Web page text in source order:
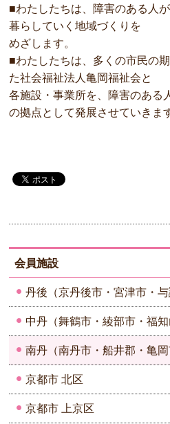
■わたしたちは、障害のある人
暮らしていく地域づくりを
めざします。
■わたしたちは、多くの市民の
た社会福祉法人亀岡福祉会と
各施設・事業所を、障害のある
の拠点として発展させていきます
会員施設
丹後（京丹後市・宮津市・与
中丹（舞鶴市・綾部市・福知
南丹（南丹市・船井郡・亀岡
京都市 北区
京都市 上京区